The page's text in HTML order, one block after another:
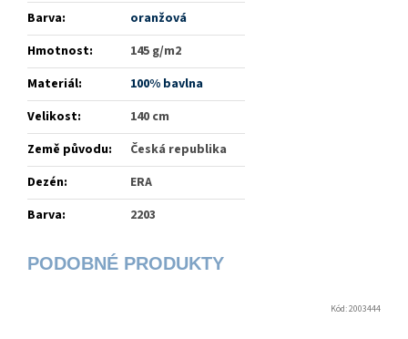
Barva:
oranžová
Hmotnost:
145 g/m2
Materiál:
100% bavlna
Velikost:
140 cm
Země původu:
Česká republika
Dezén:
ERA
Barva: 2203
Kód:2003444